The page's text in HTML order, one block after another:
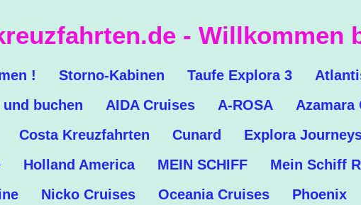
- Willkommen
! Storno-Kabinen Taufe Explora 3
buchen
AIDA Cruises A-ROSA
Azamara
Costa Kreuzfahrten Cunard
Explora
Holland America MEIN SCHIFF
Mein Schiff
Nicko Cruises Oceania Cruises
Phoenix